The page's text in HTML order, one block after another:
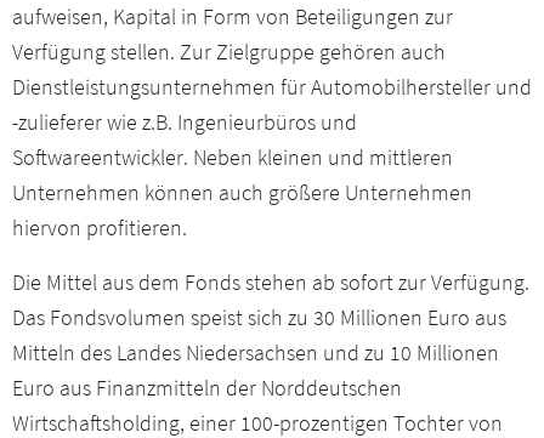
aufweisen, Kapital in Form von Beteiligungen zur
Verfügung stellen. Zur Zielgruppe gehören auch
Dienstleistungsunternehmen für Automobilhersteller und
-zulieferer wie z.B. Ingenieurbüros und
Softwareentwickler. Neben kleinen und mittleren
Unternehmen können auch größere Unternehmen
hiervon profitieren.
Die Mittel aus dem Fonds stehen ab sofort zur Verfügung.
Das Fondsvolumen speist sich zu 30 Millionen Euro aus
Mitteln des Landes Niedersachsen und zu 10 Millionen
Euro aus Finanzmitteln der Norddeutschen
Wirtschaftsholding, einer 100-prozentigen Tochter von